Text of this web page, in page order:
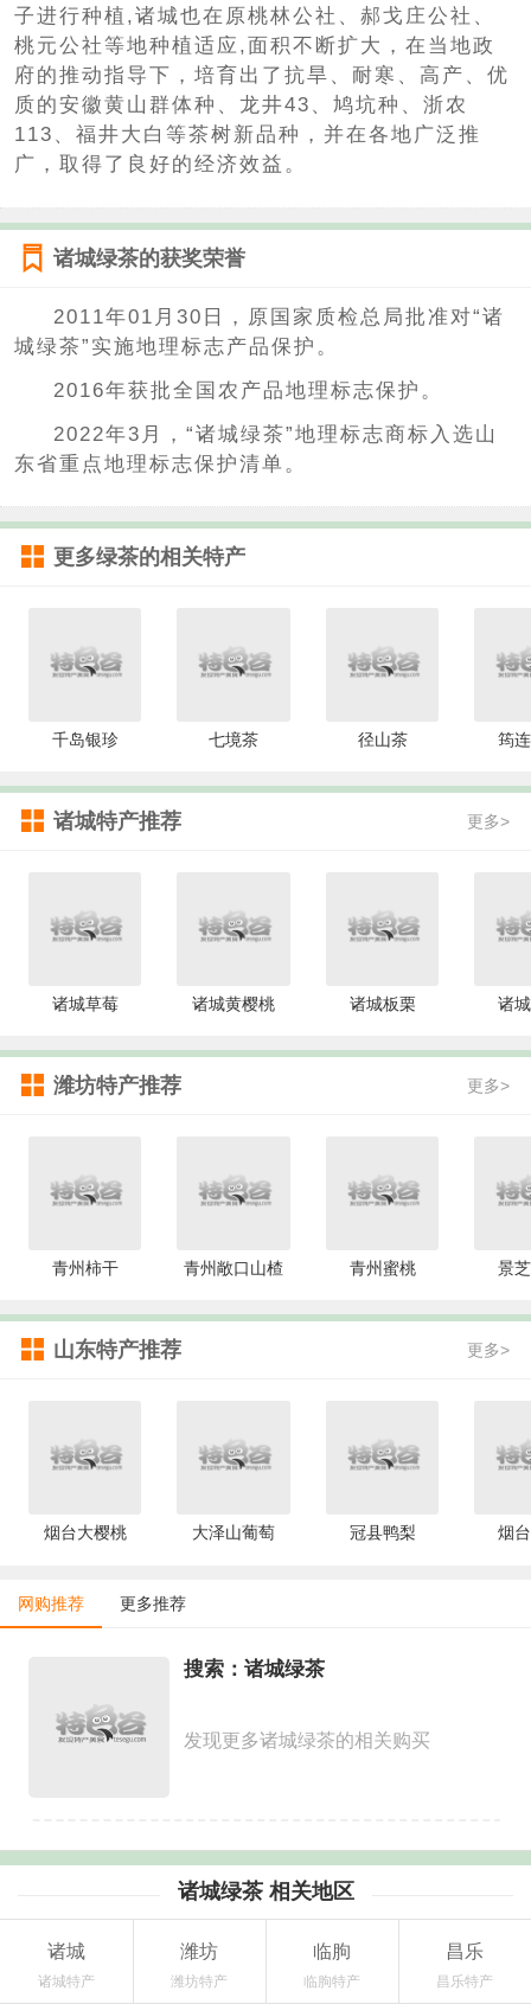
子进行种植,诸城也在原桃林公社、郝戈庄公社、
桃元公社等地种植适应,面积不断扩大，在当地政
府的推动指导下，培育出了抗旱、耐寒、高产、优
质的安徽黄山群体种、龙井43、鸠坑种、浙农
113、福井大白等茶树新品种，并在各地广泛推
广，取得了良好的经济效益。
诸城绿茶的获奖荣誉
2011年01月30日，原国家质检总局批准对“诸
城绿茶”实施地理标志产品保护。
2016年获批全国农产品地理标志保护。
2022年3月，“诸城绿茶”地理标志商标入选山
东省重点地理标志保护清单。
更多绿茶的相关特产
千岛银珍 七境茶 径山茶 筠
诸城特产推荐 更多>
诸城草莓 诸城黄樱桃 诸城板栗 诸
潍坊特产推荐 更多>
青州柿干 青州敞口山楂 青州蜜桃 景
山东特产推荐 更多>
烟台大樱桃 大泽山葡萄 冠县鸭梨 烟
网购推荐 更多推荐
搜索：诸城绿茶
发现更多诸城绿茶的相关购买
诸城绿茶 相关地区
诸城
诸城特产
潍坊
潍坊特产
临朐
临朐特产
昌乐
昌乐特产